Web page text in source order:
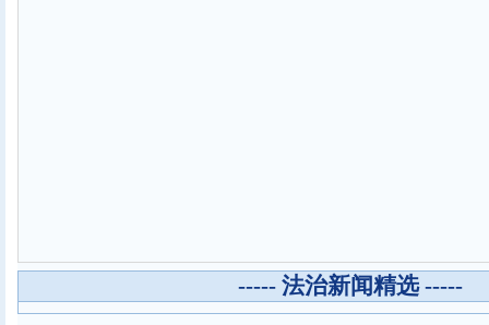
----- 法治新闻精选 -----